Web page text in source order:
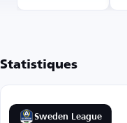
Statistiques
Sweden League